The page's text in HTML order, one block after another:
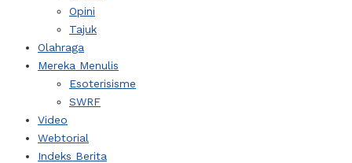
Opini
Tajuk
Olahraga
Mereka Menulis
Esoterisisme
SWRF
Video
Webtorial
Indeks Berita